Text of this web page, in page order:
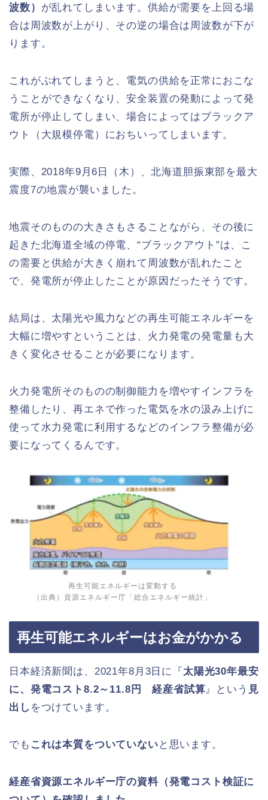
波数） が乱れてしまいます。供給が需要を上回る場
合は周波数が上がり、その逆の場合は周波数が下が
ります。
これがぶれてしまうと、電気の供給を正常におこな
うことができなくなり、安全装置の発動によって発
電所が停止してしまい、場合によってはブラックア
ウト（大規模停電）におちいってしまいます。
実際、2018年9月6日（木）、北海道胆振東部を最大
震度7の地震が襲いました。
地震そのものの大きさもさることながら、その後に
起きた北海道全域の停電、“ブラックアウト”は、こ
の需要と供給が大きく崩れて周波数が乱れたこと
で、発電所が停止したことが原因だったそうです。
結局は、太陽光や風力などの再生可能エネルギーを
大幅に増やすということは、火力発電の発電量も大
きく変化させることが必要になります。
火力発電所そのものの制御能力を増やすインフラを
整備したり、再エネで作った電気を水の汲み上げに
使って水力発電に利用するなどのインフラ整備が必
要になってくるんです。
再生可能エネルギーは変動する
（出典）資源エネルギー庁「総合エネルギー統計」
再生可能エネルギーはお金がかかる
日本経済新聞は、2021年8月3日に『 太陽光30年最安
に、発電コスト8.2～11.8円 経産省試算』という 見
出し をつけています。
でも これは本質をついていない と思います。
経産省資源エネルギー庁の資料（発電コスト検証に